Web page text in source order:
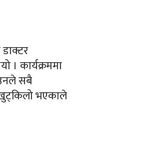
। कार्यक्रममा
सबै
खुट्किलो भएकाले